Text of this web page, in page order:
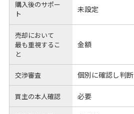
購入後のサポー
ト
未設定
売却において
最も重視するこ
と
金額
交渉審査 個別に確認し判断
買主の本人確認 必要